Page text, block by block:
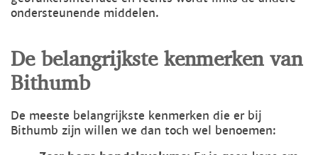
ondersteunende middelen.
De belangrijkste kenmerken van
Bithumb
De meeste belangrijkste kenmerken die er bij
Bithumb zijn willen we dan toch wel benoemen: